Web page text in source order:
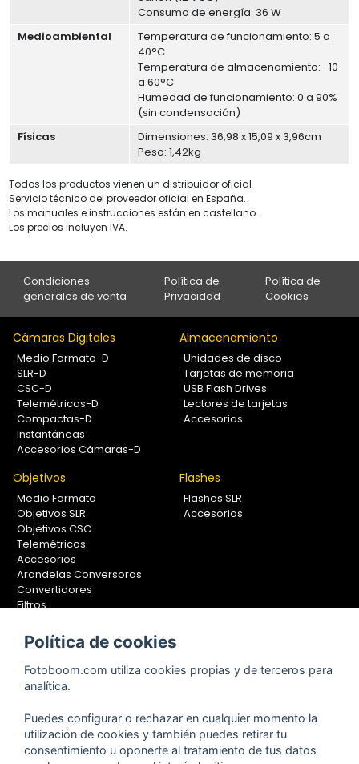
Consumo de energía: 36 W
Medioambiental
Temperatura de funcionamiento: 5 a
40°C
Temperatura de almacenamiento: -10
a 60°C
Humedad de funcionamiento: 0 a 90%
(sin condensación)
Físicas
Dimensiones: 36,98 x 15,09 x 3,96cm
Peso: 1,42kg
Todos los productos vienen un distribuidor oficial
Servicio técnico del proveedor oficial en España.
Los manuales e instrucciones están en castellano.
Los precios incluyen IVA.
Condiciones
generales de venta
Política de
Privacidad
Política de
Cookies
Cámaras Digitales
Medio Formato-D
SLR-D
CSC-D
Telemétricas-D
Compactas-D
Instantáneas
Accesorios Cámaras-D
Almacenamiento
Unidades de disco
Tarjetas de memoria
USB Flash Drives
Lectores de tarjetas
Accesorios
Objetivos
Medio Formato
Objetivos SLR
Objetivos CSC
Telemétricos
Accesorios
Arandelas Conversoras
Convertidores
Filtros
Calibradores
Flashes
Flashes SLR
Accesorios
Soportes Fotografía
Monopiés
Trípodes
Kit Completos
Accesorios
Política de cookies
Fotoboom.com utiliza cookies propias y de terceros para
analítica.
Puedes configurar o rechazar en cualquier momento la
utilización de cookies y también puedes retirar tu
consentimiento u oponerte al tratamiento de tus datos